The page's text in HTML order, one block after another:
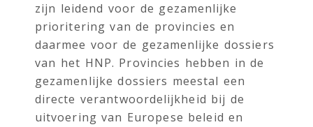
zijn leidend voor de gezamenlijke
prioritering van de provincies en
daarmee voor de gezamenlijke dossiers
van het HNP. Provincies hebben in de
gezamenlijke dossiers meestal een
directe verantwoordelijkheid bij de
uitvoering van Europese beleid en